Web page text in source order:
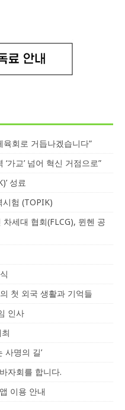
회로 거듭나겠습니다”
가교’ 넘어 혁신 거점으로”
성료
험 (TOPIK)
세대 협회(FLCG), 뮌헨 공
첫 외국 생활과 기억들
인사
사명의 길’
자회를 합니다.
이용 안내